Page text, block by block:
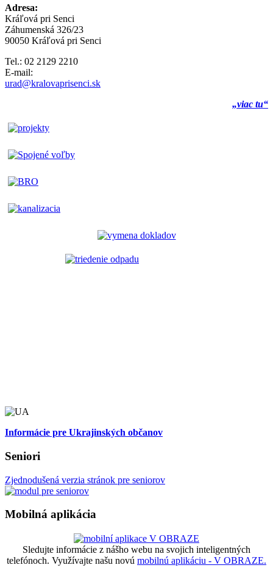
Adresa:
Kráľová pri Senci
Záhumenská 326/23
90050 Kráľová pri Senci
Tel.: 02 2129 2210
E-mail:
urad@kralovaprisenci.sk
„viac tu“
Informácie pre Ukrajinských občanov
Seniori
Zjednodušená verzia stránok pre seniorov
Mobilná aplikácia
Sledujte informácie z nášho webu na svojich inteligentných
telefónoch. Využívajte našu novú mobilnú aplikáciu - V OBRAZE.